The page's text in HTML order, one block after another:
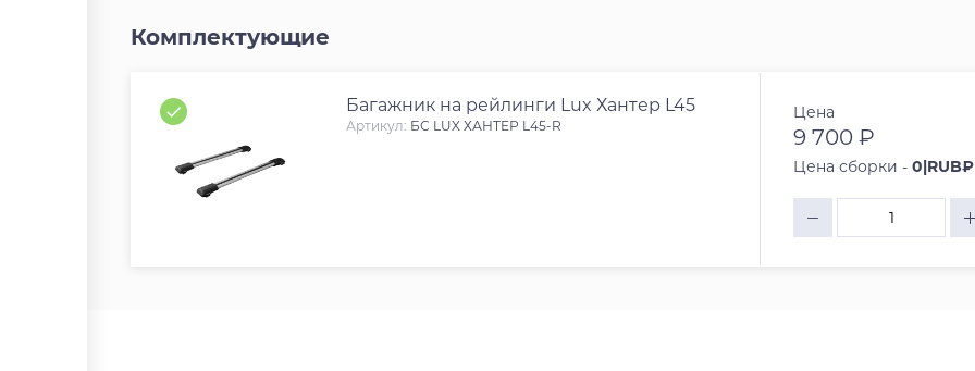
Комплектующие
Багажник на рейлинги Lux Хантер L45
Артикул: БС LUX ХАНТЕР L45-R
Цена
9 700 ₽
Цена сборки -0|RUB₽